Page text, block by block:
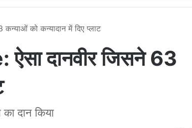
को कन्यादान में दिए प्लाट
दानवीर जिसने 63
दान किया